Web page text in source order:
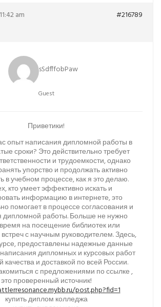
am #216789
sSdfffobPaw
Guest
Приветики!
опыт написания дипломной работы в
сроки? Это действительно требует
и трудоемкости, однако
упорство и продолжать активно
в учебном процессе, как я это делаю.
кто умеет эффективно искать и
информацию в интернете, это
помогает в процессе согласования и
дипломной работы. Больше не нужно
на посещение библиотек или
с научным руководителем. Здесь,
предоставлены надежные данные
дипломных и курсовых работ
качества и доставкой по всей России.
с предложениями по ссылке ,
это проверенный источник!
post.php?fid=1
купить диплом колледжа